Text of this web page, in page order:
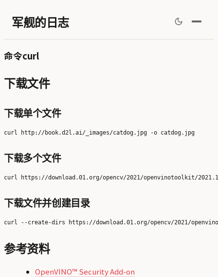
军舰的日志
命令curl
下载文件
下载单个文件
下载多个文件
下载文件并创建目录
参考资料
OpenVINO™ Security Add-on